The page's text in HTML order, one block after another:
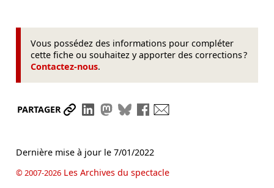
Vous possédez des informations pour compléter
cette fiche ou souhaitez y apporter des corrections ?
Contactez-nous.
PARTAGER Partager le lien
Partager sur LinkedIn
Partager sur Mastodon
Partager sur Bluesky
Partager sur Facebook
Dernière mise à jour le 7/01/2022
© 2007-2026Les Archives du spectacle